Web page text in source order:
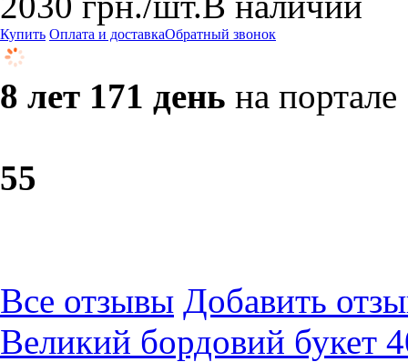
Купить Оплата и доставкаОбратный звонок
8 лет 171 день на портале
55
Все отзывы Добавить
Великий бордовий букет